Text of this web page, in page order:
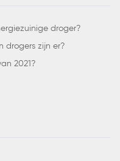
droger?
drogers zijn er?
2021?